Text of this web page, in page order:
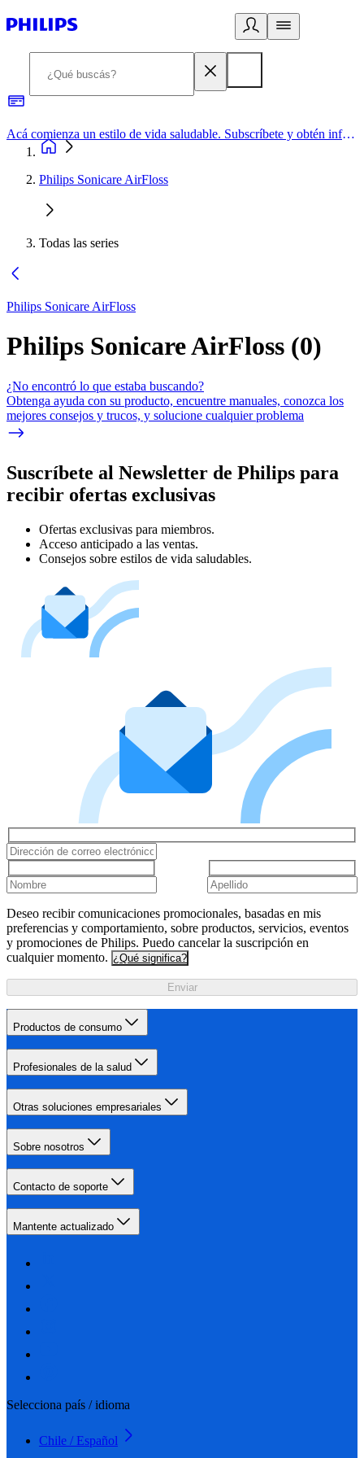
Acá comienza un estilo de vida saludable. Subscríbete y obtén información de primera mano
Philips Sonicare AirFloss
Todas las series
Philips Sonicare AirFloss
Philips Sonicare AirFloss (0)
¿No encontró lo que estaba buscando?
Obtenga ayuda con su producto, encuentre manuales, conozca los
mejores consejos y trucos, y solucione cualquier problema
Suscríbete al Newsletter de Philips para
recibir ofertas exclusivas
Ofertas exclusivas para miembros.
Acceso anticipado a las ventas.
Consejos sobre estilos de vida saludables.
Deseo recibir comunicaciones promocionales, basadas en mis
preferencias y comportamiento, sobre productos, servicios, eventos
y promociones de Philips. Puedo cancelar la suscripción en
cualquier momento. ¿Qué significa?
Enviar
Productos de consumo
Profesionales de la salud
Otras soluciones empresariales
Sobre nosotros
Contacto de soporte
Mantente actualizado
Selecciona país / idioma
Chile / Español